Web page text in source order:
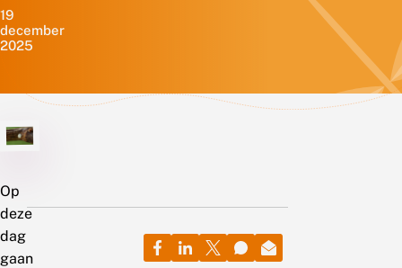
19
december
2025
Op
deze
dag
gaan